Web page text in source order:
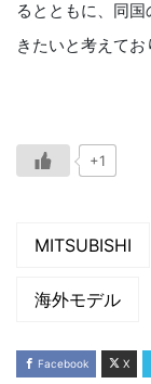
るとともに、同
きたいと考えてお
+1
MITSUBISHI
海外モデル
Facebook X